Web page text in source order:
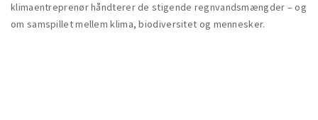
klimaentreprenør håndterer de stigende regnvandsmængder – og
om samspillet mellem klima, biodiversitet og mennesker.